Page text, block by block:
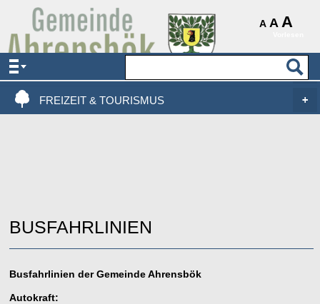
A A A
AKTUELLES & SERVICE
VERWALTUNG & POLITIK
FREIZEIT & TOURISMUS
BUSFAHRLINIEN
Busfahrlinien der Gemeinde Ahrensbök
Autokraft: